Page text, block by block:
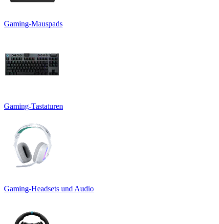
Gaming-Mauspads
Gaming-Tastaturen
Gaming-Headsets und Audio